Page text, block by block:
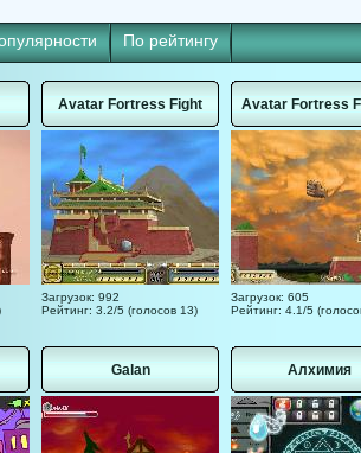
По рейтингу
Avatar Fortress Fight
Загрузок: 992
Рейтинг: 3.2/5 (голосов 13)
Avatar Fortress
Загрузок: 605
Рейтинг: 4.1/5
Galan Алхимия